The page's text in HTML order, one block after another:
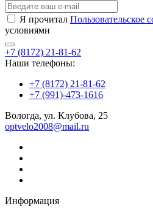
Я прочитал Пользовательское
условиями
+7 (8172) 21-81-62
Наши телефоны:
+7 (8172) 21-81-62
+7 (991)-473-1616
Вологда, ул. Клубова, 25
optvelo2008@mail.ru
Информация